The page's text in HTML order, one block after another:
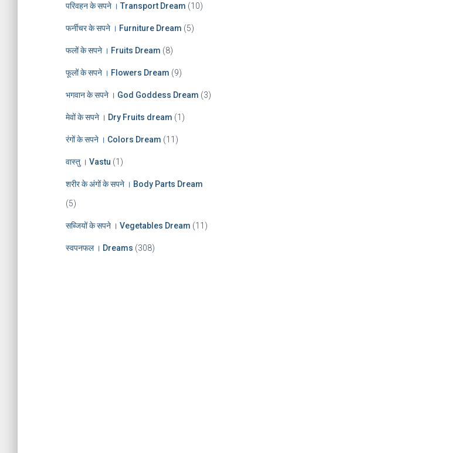
परिवहन के सपने । Transport Dream (10)
फर्नीचर के सपने । Furniture Dream (5)
फलों के सपने । Fruits Dream (8)
फूलों के सपने । Flowers Dream (9)
भगवान के सपने । God Goddess Dream (3)
मेवों के सपने । Dry Fruits dream (1)
रंगों के सपने । Colors Dream (11)
वास्तु । Vastu (1)
शरीर के अंगों के सपने । Body Parts Dream
(5)
सब्जियों के सपने । Vegetables Dream (11)
स्वपनफल । Dreams (308)